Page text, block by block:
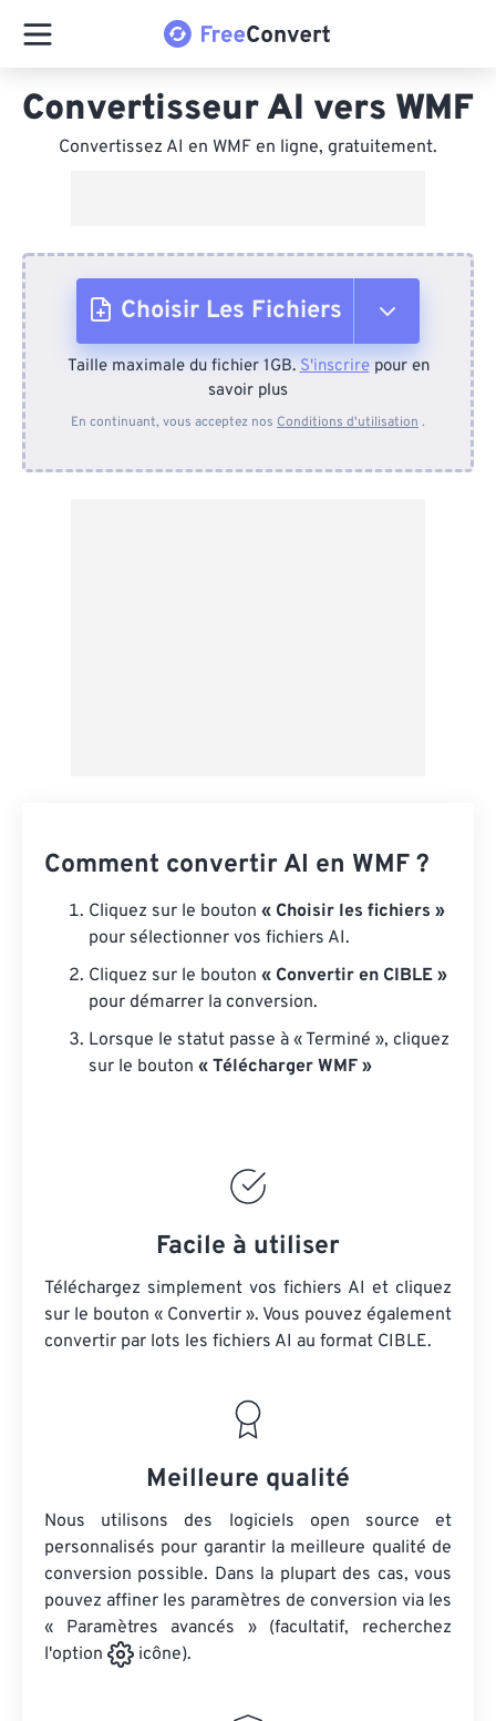
Convertisseur AI vers WMF
Convertissez AI en WMF en ligne, gratuitement.
Choisir Les Fichiers
Depuis l'appareil
Taille maximale du fichier 1GB.S'inscrirepour en
savoir plus
En continuant, vous acceptez nos Conditions d'utilisation .
Comment convertir AI en WMF ?
Cliquez sur le bouton « Choisir les fichiers »
pour sélectionner vos fichiers AI.
Cliquez sur le bouton « Convertir en CIBLE »
pour démarrer la conversion.
Lorsque le statut passe à « Terminé », cliquez
sur le bouton « Télécharger WMF »
Facile à utiliser
Téléchargez simplement vos fichiers AI et cliquez
sur le bouton « Convertir ». Vous pouvez également
convertir par lots les fichiers AI au format CIBLE.
Meilleure qualité
Nous utilisons des logiciels open source et
personnalisés pour garantir la meilleure qualité de
conversion possible. Dans la plupart des cas, vous
pouvez affiner les paramètres de conversion via les
« Paramètres avancés » (facultatif, recherchez
l'option
icône).